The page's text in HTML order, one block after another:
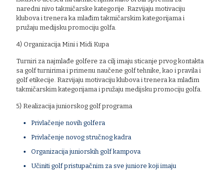
naredni nivo takmičarske kategorije. Razvijaju motivaciju
klubova i trenera ka mlađim takmičarskim kategorijama i
pružaju medijsku promociju golfa.
4) Organizacija Mini i Midi Kupa
Turniri za najmlađe golfere za cilj imaju sticanje prvog kontakta
sa golf turnirima i primenu naučene golf tehnike, kao i pravila i
golf etikecije. Razvijaju motivaciju klubova i trenera ka mlađim
takmičarskim kategorijama i pružaju medijsku promociju golfa.
5) Realizacija juniorskog golf programa
Privlačenje novih golfera
Privlačenje novog stručnog kadra
Organizacija juniorskih golf kampova
Učiniti golf pristupačnim za sve juniore koji imaju